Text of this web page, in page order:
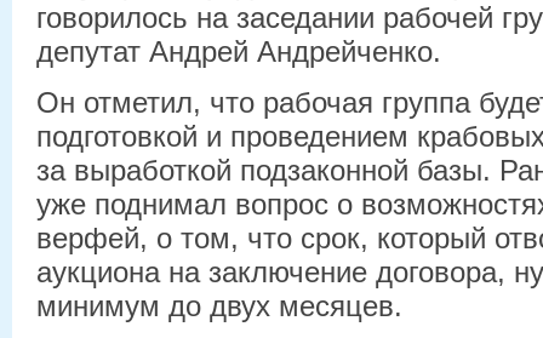
говорилось на заседании рабочей
депутат Андрей Андрейченко.
Он отметил, что рабочая группа
подготовкой и проведением
за выработкой подзаконной базы.
уже поднимал вопрос о
верфей, о том, что срок, который
аукциона на заключение договора,
минимум до двух месяцев.